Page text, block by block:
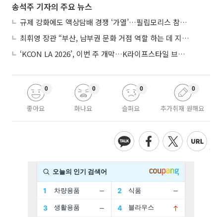
송석주 기자의 주요 뉴스
규제 강화에도 액상담배 경쟁 ‘가열’…필립모리스 참전, BAT와 격돌
최휘영 장관 “부산, 남부권 문화 거점 역할 하는 데 지원 아끼지 않을 것”
‘KCON LA 2026’, 이번 주 개막…K라이프스타일 브랜드 한 곳서 만끽
좋아요
0
화나요
0
슬퍼요
0
추가취재 원해요
0